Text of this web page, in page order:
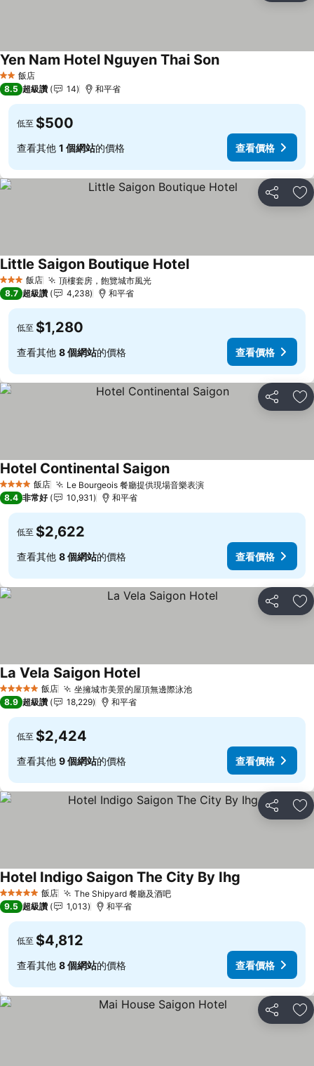
2 星級飯店
Yen Nam Hotel Nguyen Thai Son查看價格
8.5 超級讚 14 和平省
低至 $500
查看其他 1 個網站的價格 查看價格
分享 加
3 星級 飯店 頂樓套房，飽覽城市風光查看價格
Little Saigon Boutique Hotel查看價格
8.7 超級讚 4,238 和平省
低至 $1,280
查看其他 8 個網站的價格 查看價格
分享 加
4 星級 飯店 Le Bourgeois 餐廳提供現場音樂表演查看價格
Hotel Continental Saigon查看價格
8.4 非常好 10,931 和平省
低至 $2,622
查看其他 8 個網站的價格 查看價格
分享 加
5 星級 飯店 坐擁城市美景的屋頂無邊際泳池查看價格
La Vela Saigon Hotel查看價格
8.9 超級讚 18,229 和平省
低至 $2,424
查看其他 9 個網站的價格 查看價格
分享 加
5 星級 飯店 The Shipyard 餐廳及酒吧查看價格
Hotel Indigo Saigon The City By Ihg
9.5 超級讚 1,013 和平省
低至 $4,812
查看其他 8 個網站的價格 查看價格
分享 加